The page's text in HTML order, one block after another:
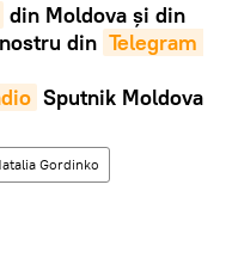
din Moldova și din
din Telegram
Sputnik Moldova
Gordinko